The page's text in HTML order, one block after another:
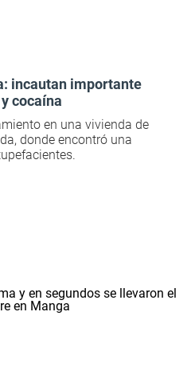
incautan importante
cocaína
en una vivienda de
donde encontró una